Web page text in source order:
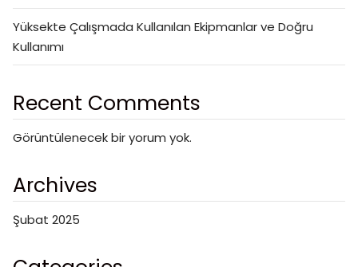
Yüksekte Çalışmada Kullanılan Ekipmanlar ve Doğru
Kullanımı
Recent Comments
Görüntülenecek bir yorum yok.
Archives
Şubat 2025